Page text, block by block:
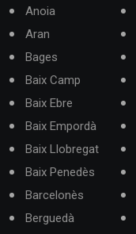
Anoia
Aran
Bages
Baix Camp
Baix Ebre
Baix Empordà
Baix Llobregat
Baix Penedès
Barcelonès
Berguedà